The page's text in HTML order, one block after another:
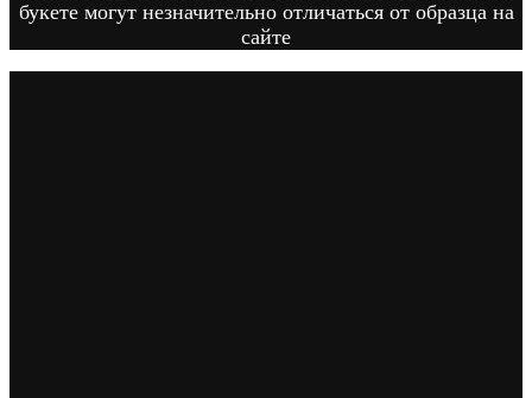
букете могут незначительно отличаться от образца на
сайте